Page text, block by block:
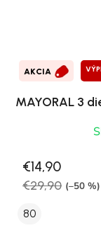
AKCIA
MAYORAL 3
€14,90
€29,90 (–50 %)
80